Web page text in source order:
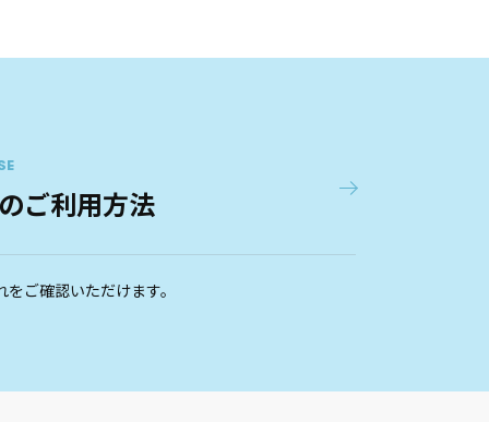
ご利用方法
ご確認いただけます。